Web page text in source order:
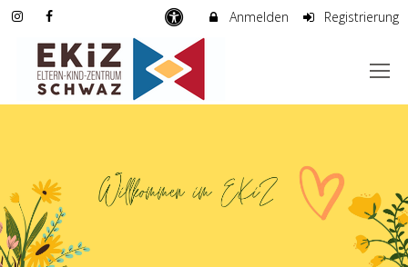
Anmelden Registrierung